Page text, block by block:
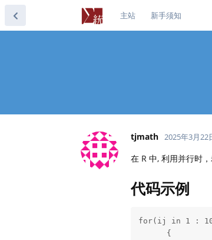
主站 新手须知
tjmath 2025年3月22
在 R 中, 利用并行时
代码示例
for(ij in 1 :
      {